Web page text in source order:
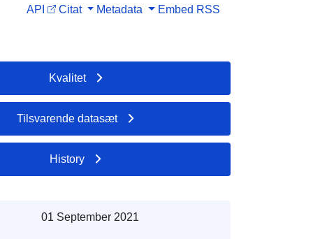
API Citat Metadata Embed RSS
Kvalitet
Tilsvarende datasæt
History
01 September 2021